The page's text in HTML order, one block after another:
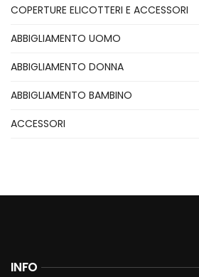
COPERTURE ELICOTTERI E ACCESSORI
ABBIGLIAMENTO UOMO
ABBIGLIAMENTO DONNA
ABBIGLIAMENTO BAMBINO
ACCESSORI
INFO